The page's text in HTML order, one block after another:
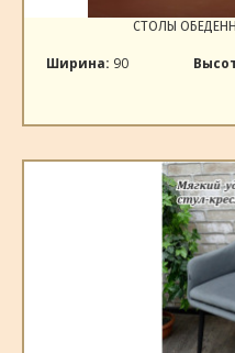
СТОЛЫ
Ширина: 90